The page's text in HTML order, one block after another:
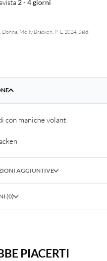
2 - 4 giorni
Donna Molly Bracken P-E 2024 Saldi
con maniche volant
AGGIUNTIVE
(0)
PIACERTI